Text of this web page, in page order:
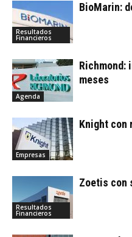
Resultados
Financieros
BioMarin:
Agenda
Richmond:
meses
Empresas
Knight con
Resultados
Financieros
Zoetis con